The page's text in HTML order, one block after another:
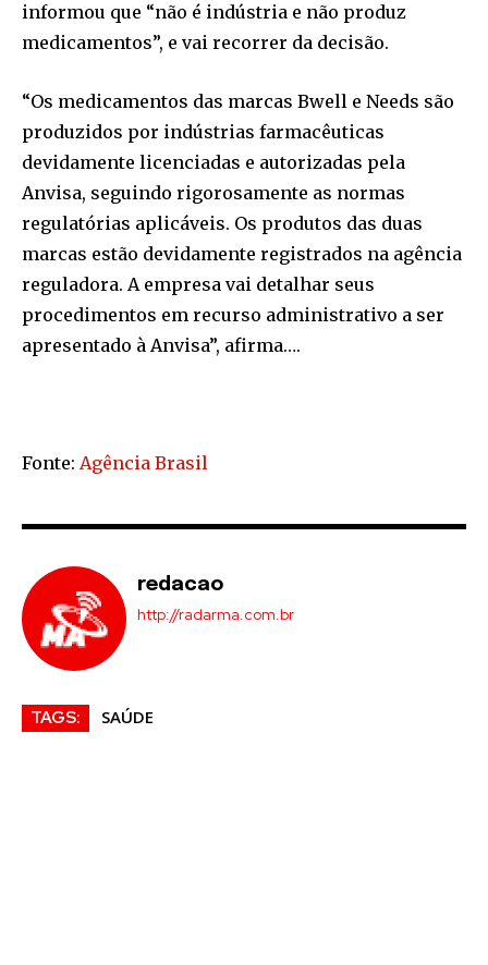
informou que “não é indústria e não produz
medicamentos”, e vai recorrer da decisão.
“Os medicamentos das marcas Bwell e Needs são
produzidos por indústrias farmacêuticas
devidamente licenciadas e autorizadas pela
Anvisa, seguindo rigorosamente as normas
regulatórias aplicáveis. Os produtos das duas
marcas estão devidamente registrados na agência
reguladora. A empresa vai detalhar seus
procedimentos em recurso administrativo a ser
apresentado à Anvisa”, afirma….
Fonte: Agência Brasil
redacao
http://radarma.com.br
TAGS: SAÚDE